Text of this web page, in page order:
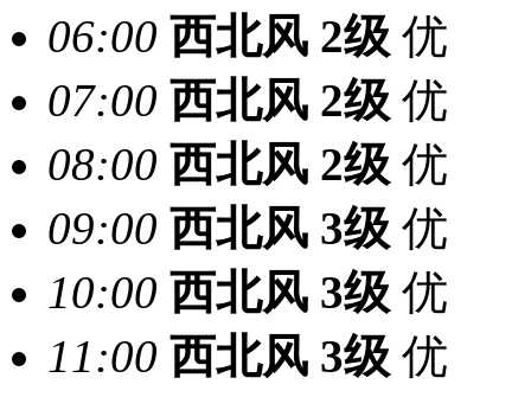
06:00 西北风 2级 优
07:00 西北风 2级 优
08:00 西北风 2级 优
09:00 西北风 3级 优
10:00 西北风 3级 优
11:00 西北风 3级 优